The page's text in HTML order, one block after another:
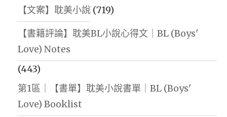
【文案】耽美小說 (719)
【書籍評論】耽美BL小說心得文｜BL (Boys'
Love) Notes
(443)
第1區｜【書單】耽美小說書單｜BL (Boys'
Love) Booklist